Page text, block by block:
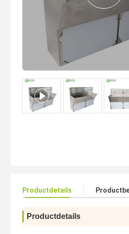
Productdetails
Productdetails